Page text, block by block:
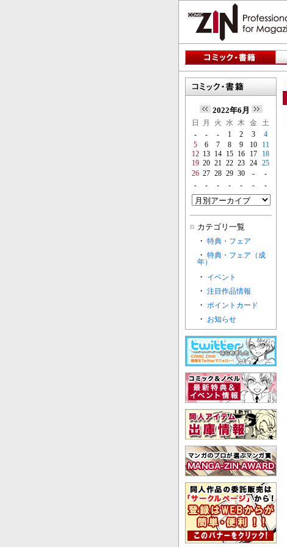
2022年6月
日 月 火 水 木 金
土
-
- - 1 2 3
4
5
6 7 8 9 10
11
12 13 14 15 16 17
18
19 20 21 22 23 24
25
26 27 28 29 30 -
-
-
- - - - - -
カテゴリ一覧
・ 特典・フェア
・ 特典・フェア（成
年）
・
イベント
・ 注目作品情報
・ ポイントカード
・ お知らせ